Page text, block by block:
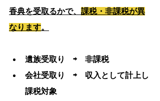
香典を受取るかで、 課税・非課税が異
なります。
遺族受取り　⇨　非課税
会社受取り　⇨　収入として計上し
課税対象